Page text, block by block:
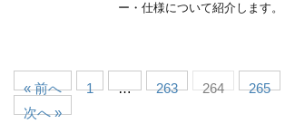
ー・仕様について紹介します
« 前へ 1 … 263 264 265
次へ »